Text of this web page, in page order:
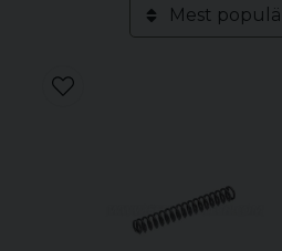
Mest